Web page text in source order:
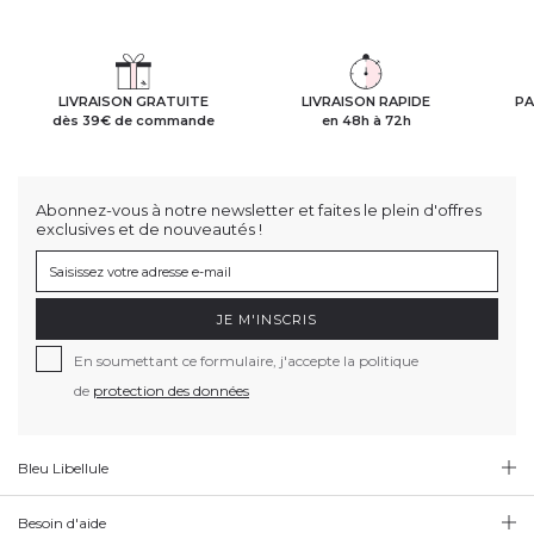
LIVRAISON GRATUITE
dès 39€ de commande
LIVRAISON RAPIDE
en 48h à 72h
Abonnez-vous à notre newsletter et faites le plein d'offres
exclusives et de nouveautés !
JE M'INSCRIS
En soumettant ce formulaire, j'accepte la politique
de protection des données
Bleu Libellule
Besoin d'aide